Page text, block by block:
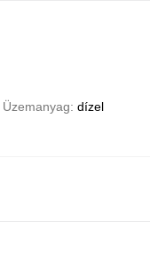
Üzemanyag dízel